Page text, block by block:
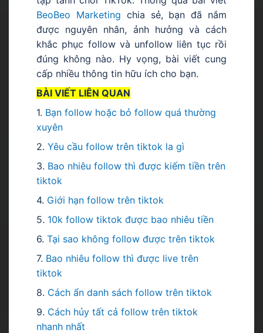
BeoBeo Marketing chia sẻ, bạn đã nắm
được nguyên nhân, ảnh hưởng và cách
khắc phục follow và unfollow liên tục rồi
đúng không nào. Hy vọng, bài viết cung
cấp nhiều thông tin hữu ích cho bạn.
BÀI VIẾT LIÊN QUAN
1. Bạn follow hoặc bỏ follow quá thường
xuyên
2. Yêu cầu follow trên tiktok la gì
3. Bao nhiêu follow thì được kiếm tiền trên
tiktok
4. Giới hạn follow trên tiktok
5. 10k follow tiktok được bao nhiêu tiền
6. Tại sao không follow được trên tiktok
7. Bao nhiêu follow thì được live trên
tiktok
8. Cách ẩn danh sách follow trên tiktok
9. Cách hủy tất cả follow trên tiktok
nhanh nhất